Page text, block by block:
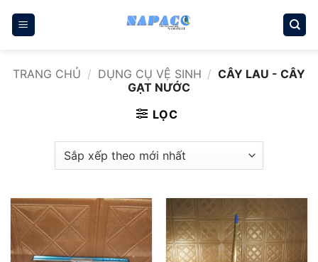
qua
TRANG CHỦ / DỤNG CỤ VỆ SINH / CÂY LAU - CÂY
GẠT NƯỚC
LỌC